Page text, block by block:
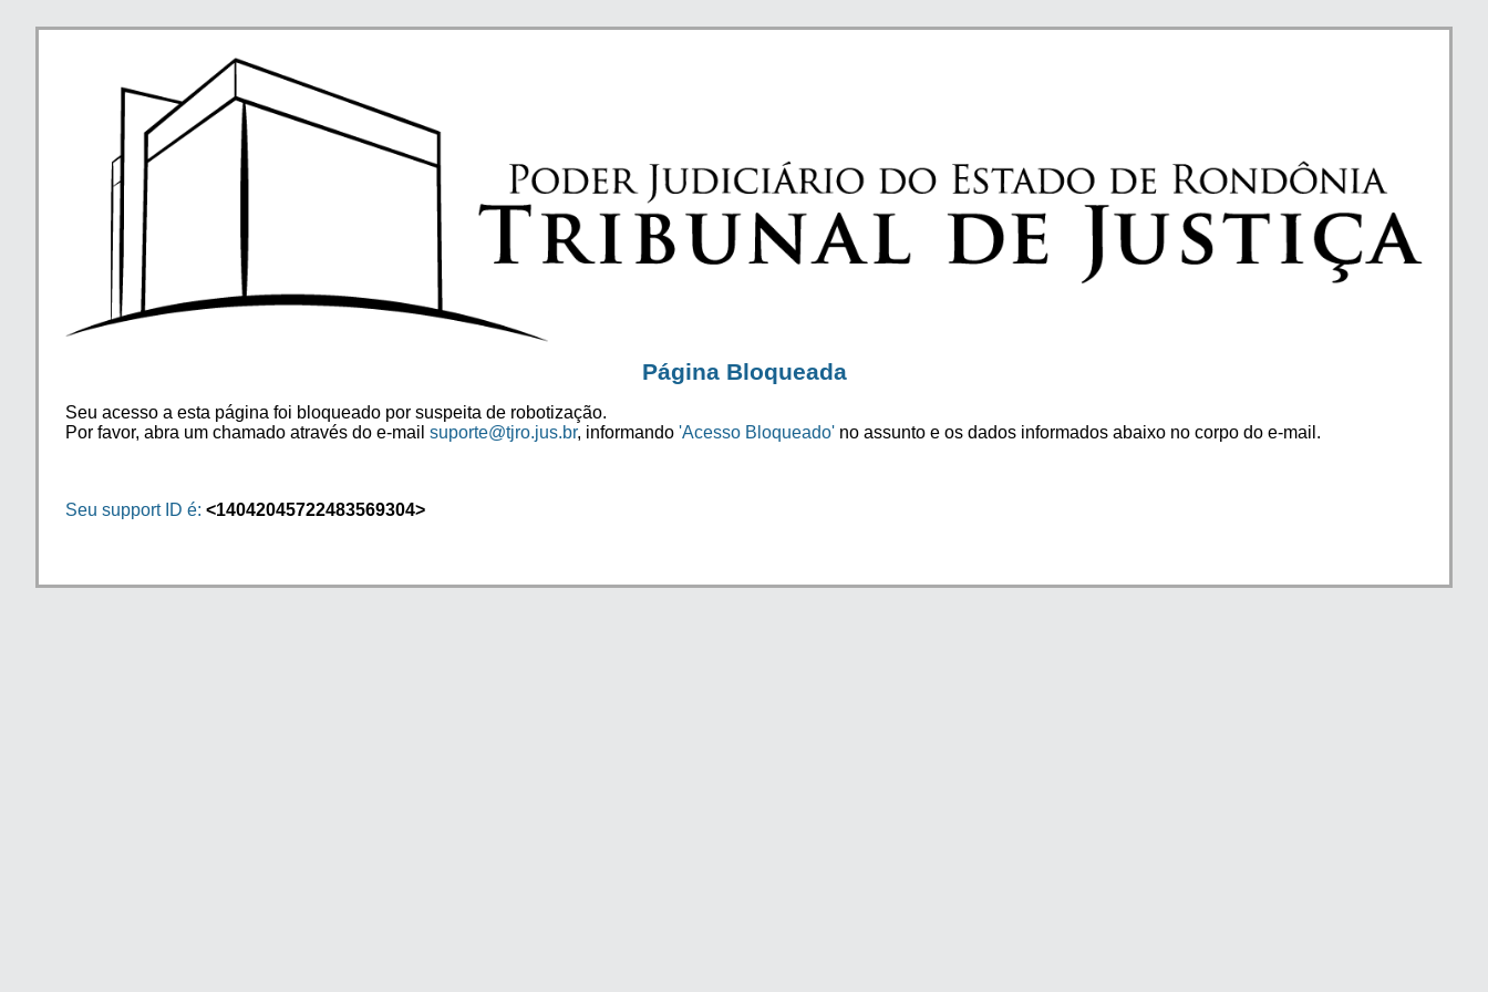
Página Bloqueada
Seu acesso a esta página foi bloqueado por suspeita de robotização.
Por favor, abra um chamado através do e-mail suporte@tjro.jus.br, informando 'Acesso Bloqueado' no assunto e os dados informados abaixo no corpo do e-mail.
Seu support ID é: <14042045722483569304>